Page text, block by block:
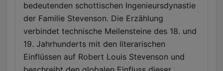
bedeutenden schottischen Ingenieursdynastie
der Familie Stevenson. Die Erzählung
verbindet technische Meilensteine des 18. und
19. Jahrhunderts mit den literarischen
Einflüssen auf Robert Louis Stevenson und